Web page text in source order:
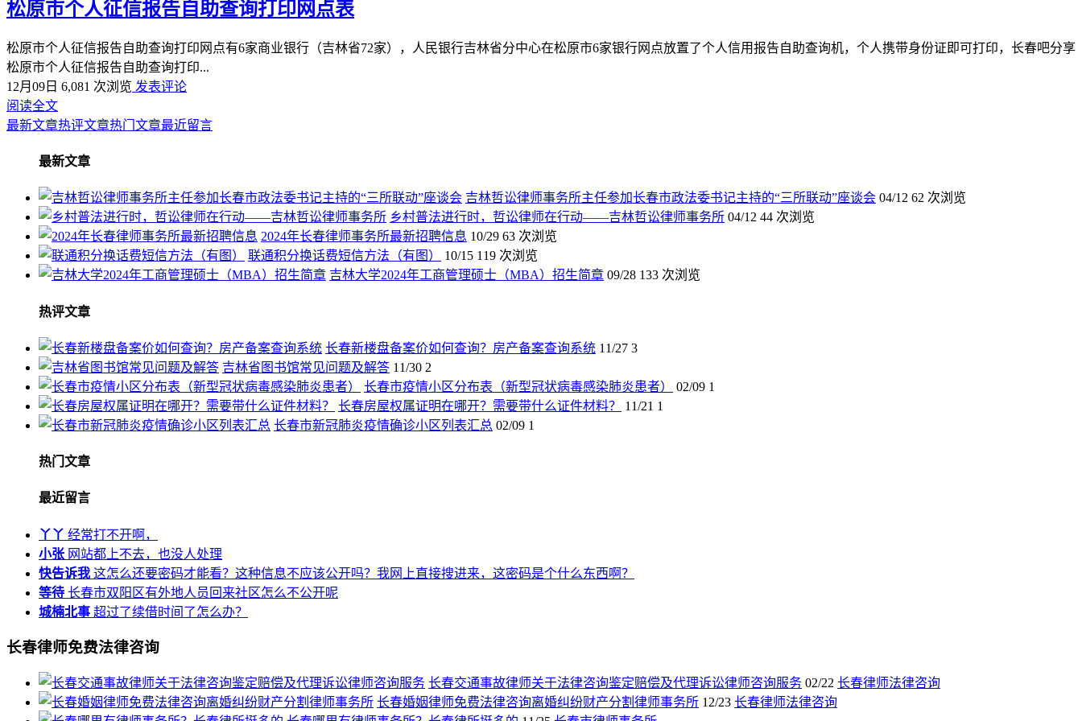
松原市个人征信报告自助查询打印网点表
松原市个人征信报告自助查询打印网点有6家商业银行（吉林省72家），人民银行吉林省分中心在松原市6家银行网点放置了个人信用报告自助查询机，个人携带身份证即可打印，长春吧分享
松原市个人征信报告自助查询打印...
12月09日 6,081 次浏览 发表评论
阅读全文
最新文章热评文章热门文章最近留言
最新文章
吉林哲讼律师事务所主任参加长春市政法委书记主持的“三所联动”座谈会 04/12 62 次浏览
乡村普法进行时，哲讼律师在行动——吉林哲讼律师事务所 04/12 44 次浏览
2024年长春律师事务所最新招聘信息 10/29 63 次浏览
联通积分换话费短信方法（有图）
10/15 119 次浏览
吉林大学2024年工商管理硕士（MBA）招生简章 09/28 133 次浏览
热评文章
长春新楼盘备案价如何查询？房产备案查询系统 11/27 3
吉林省图书馆常见问题及解答 11/30 2
长春市疫情小区分布表（新型冠状病毒感染肺炎患者）
02/09 1
长春房屋权属证明在哪开？需要带什么证件材料？
11/21 1
长春市新冠肺炎疫情确诊小区列表汇总 02/09 1
热门文章
最近留言
丫丫 经常打不开啊，
小张 网站都上不去，也没人处理
快告诉我 这怎么还要密码才能看？这种信息不应该公开吗？我网上直接搜进来，这密码是个什么东西啊？
等待 长春市双阳区有外地人员回来社区怎么不公开呢
城楠北事 超过了续借时间了怎么办？
长春律师免费法律咨询
长春交通事故律师关于法律咨询鉴定赔偿及代理诉讼律师咨询服务 02/22 长春律师法律咨询
长春婚姻律师免费法律咨询离婚纠纷财产分割律师事务所 12/23 长春律师法律咨询